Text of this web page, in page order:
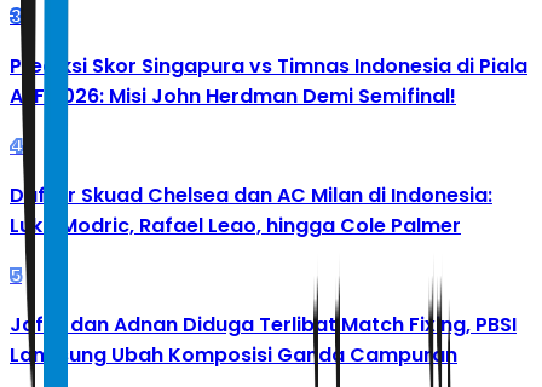
3
Prediksi Skor Singapura vs Timnas Indonesia di Piala
AFF 2026: Misi John Herdman Demi Semifinal!
4
Daftar Skuad Chelsea dan AC Milan di Indonesia:
Luka Modric, Rafael Leao, hingga Cole Palmer
5
Jafar dan Adnan Diduga Terlibat Match Fixing, PBSI
Langsung Ubah Komposisi Ganda Campuran